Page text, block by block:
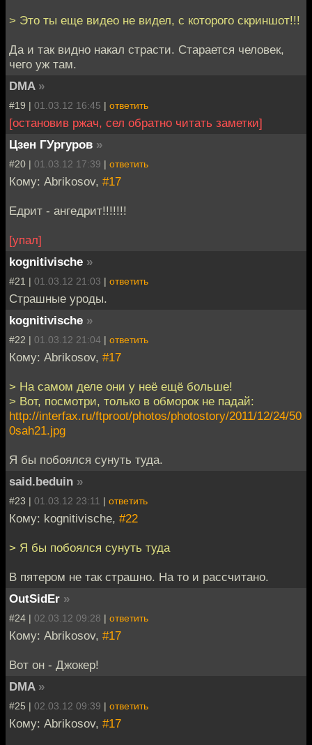
> Это ты еще видео не видел, с которого скриншот!!!
Да и так видно накал страсти. Старается человек,
чего уж там.
DMA »
#19 | 01.03.12 16:45 | ответить
[остановив ржач, сел обратно читать заметки]
Цзен ГУргуров »
#20 | 01.03.12 17:39 | ответить
Кому: Abrikosov, #17
Едрит - ангедрит!!!!!!!
[упал]
kognitivische »
#21 | 01.03.12 21:03 | ответить
Страшные уроды.
kognitivische »
#22 | 01.03.12 21:04 | ответить
Кому: Abrikosov, #17
> На самом деле они у неё ещё больше!
> Вот, посмотри, только в обморок не падай:
http://interfax.ru/ftproot/photos/photostory/2011/12/24/50
0sah21.jpg
Я бы побоялся сунуть туда.
said.beduin »
#23 | 01.03.12 23:11 | ответить
Кому: kognitivische, #22
> Я бы побоялся сунуть туда
В пятером не так страшно. На то и рассчитано.
OutSidEr »
#24 | 02.03.12 09:28 | ответить
Кому: Abrikosov, #17
Вот он - Джокер!
DMA »
#25 | 02.03.12 09:39 | ответить
Кому: Abrikosov, #17